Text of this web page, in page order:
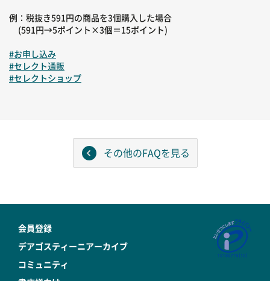
例：税抜き591円の商品を3個購入した場合
(591円→5ポイント×3個＝15ポイント)
#お申し込み
#セレクト通販
#セレクトショップ
その他のFAQを見る
会員登録
デアゴスティーニアーカイブ
コミュニティ